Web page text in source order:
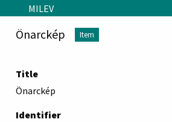
Skip to main content
MILEV
Önarckép Item
Title
Önarckép
Identifier